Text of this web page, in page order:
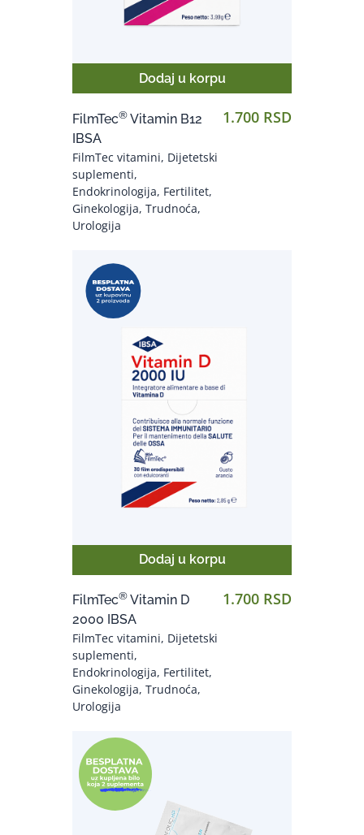
Dodaj u korpu
FilmTec® Vitamin B12
IBSA
FilmTec vitamini, Dijetetski
suplementi,
Endokrinologija, Fertilitet,
Ginekologija, Trudnoća,
Urologija
1.700 RSD
Dodaj u korpu
FilmTec® Vitamin D
2000 IBSA
FilmTec vitamini, Dijetetski
suplementi,
Endokrinologija, Fertilitet,
Ginekologija, Trudnoća,
Urologija
1.700 RSD